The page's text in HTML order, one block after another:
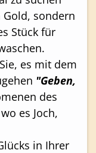
sondern
Stück für
es mit dem
"Geben,
des
es Joch,
in Ihrer